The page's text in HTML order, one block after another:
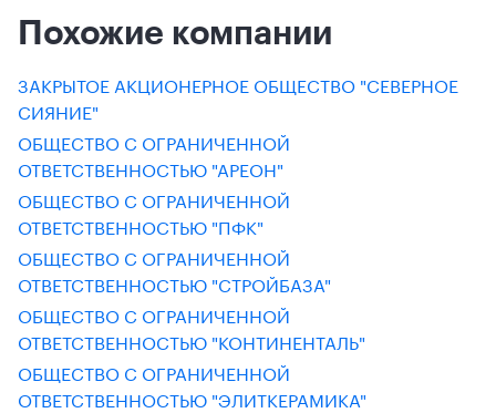
Похожие компании
ЗАКРЫТОЕ АКЦИОНЕРНОЕ ОБЩЕСТВО "СЕВЕРНОЕ
СИЯНИЕ"
ОБЩЕСТВО С ОГРАНИЧЕННОЙ
ОТВЕТСТВЕННОСТЬЮ "АРЕОН"
ОБЩЕСТВО С ОГРАНИЧЕННОЙ
ОТВЕТСТВЕННОСТЬЮ "ПФК"
ОБЩЕСТВО С ОГРАНИЧЕННОЙ
ОТВЕТСТВЕННОСТЬЮ "СТРОЙБАЗА"
ОБЩЕСТВО С ОГРАНИЧЕННОЙ
ОТВЕТСТВЕННОСТЬЮ "КОНТИНЕНТАЛЬ"
ОБЩЕСТВО С ОГРАНИЧЕННОЙ
ОТВЕТСТВЕННОСТЬЮ "ЭЛИТКЕРАМИКА"